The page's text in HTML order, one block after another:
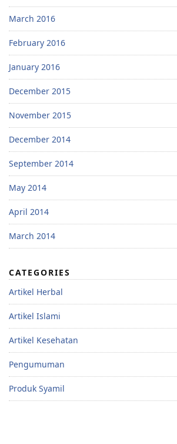
March 2016
February 2016
January 2016
December 2015
November 2015
December 2014
September 2014
May 2014
April 2014
March 2014
CATEGORIES
Artikel Herbal
Artikel Islami
Artikel Kesehatan
Pengumuman
Produk Syamil